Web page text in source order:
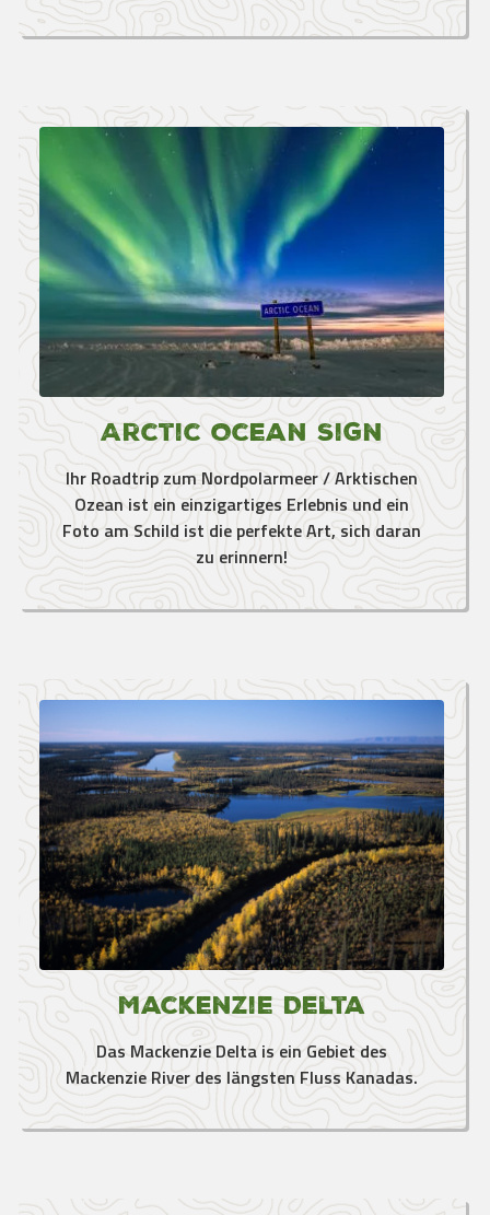
Arctic Ocean Sign
Ihr Roadtrip zum Nordpolarmeer / Arktischen
Ozean ist ein einzigartiges Erlebnis und ein
Foto am Schild ist die perfekte Art, sich daran
zu erinnern!
Mackenzie Delta
Das Mackenzie Delta is ein Gebiet des
Mackenzie River des längsten Fluss Kanadas.